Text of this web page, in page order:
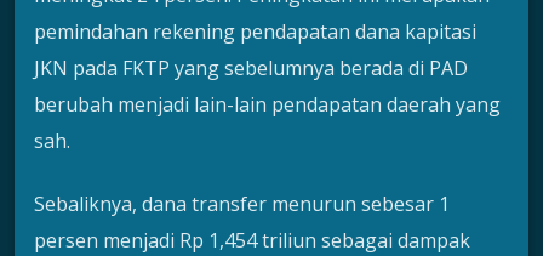
pemindahan rekening pendapatan dana kapitasi
JKN pada FKTP yang sebelumnya berada di PAD
berubah menjadi lain-lain pendapatan daerah yang
sah.
Sebaliknya, dana transfer menurun sebesar 1
persen menjadi Rp 1,454 triliun sebagai dampak